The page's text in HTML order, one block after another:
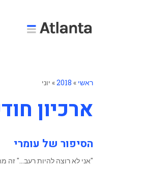
ראשי »
2018
» יוני
ארכיון
הסיפור של עומרי
"אני לא רוצה להיות רעב…" זה